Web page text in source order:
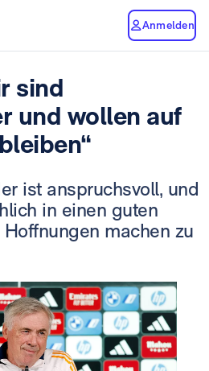
Anmelden
sind
und wollen auf
ist anspruchsvoll, und
in einen guten
machen zu